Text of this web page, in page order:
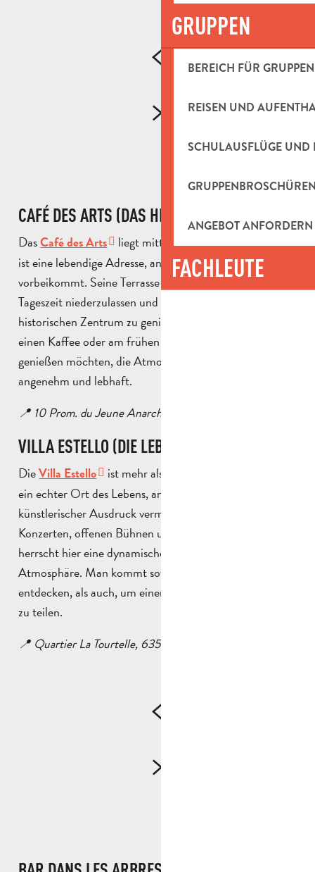
GRUPPEN
BEREICH FÜR GRUPPEN
REISEN UND
SCHULAUSFLÜGE UND
ANGEBOT ANFORDERN
FACHLEUTE
CAFÉ DES ARTS (DAS HERZ VON AUBAGNE)
DasCafé des Arts
liegt mitten im Stadtzentrum und
ist eine lebendige Adresse, an der man nicht
vorbeikommt. Seine Terrasse ist ideal, um sich zu jeder
Tageszeit niederzulassen und das bunte Treiben im
historischen Zentrum zu genießen. Ob Sie tagsüber
einen Kaffee oder am frühen Abend einen Drink
genießen möchten, die Atmosphäre ist immer
angenehm und lebhaft.
📍 10 Prom. du Jeune Anarcharsis, 13400 Aubagne.
VILLA ESTELLO (DIE LEBENDIGE ADRESSE)
DieVilla Estello
ist mehr als nur eine Weinbar: Sie ist
ein echter Ort des Lebens, an dem sich Weinproben und
künstlerischer Ausdruck vermischen. Zwischen
Konzerten, offenen Bühnen und Veranstaltungen
herrscht hier eine dynamische und herzliche
Atmosphäre. Man kommt sowohl, um gute Weine zu
entdecken, als auch, um einen musikalischen Moment
zu teilen.
📍 Quartier La Tourtelle, 635 D8N, 13400 Aubagne